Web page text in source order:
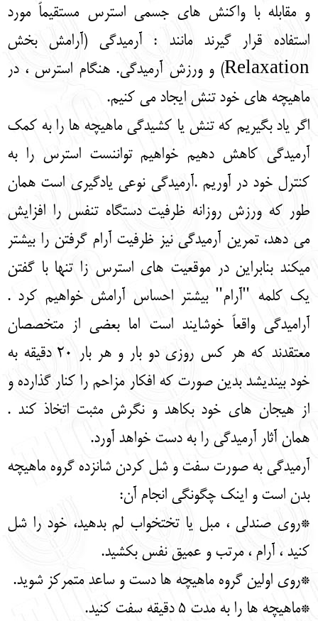
و مقابله با واکنش های جسمی استرس مستقیماً مورد
استفاده قرار گیرند مانند : آرمیدگی (آرامش بخش
Relaxation) و ورزش آرمیدگی. هنگام استرس ، در
ماهیچه های خود تنش ایجاد می کنیم.
اگر یاد بگیریم که تنش یا کشیدگی ماهیچه ها را به کمک
آرمیدگی کاهش دهیم خواهیم تواننست استرس را به
کنترل خود در آوریم .آرمیدگی نوعی یادگیری است همان
طور که ورزش روزانه ظرفیت دستگاه تنفس را افزایش
می دهد، تمرین آرمیدگی نیز ظرفیت آرام گرفتن را بیشتر
میکند بنابراین در موقعیت های استرس زا تنها با گفتن
یک کلمه "آرام" بیشتر احساس آرامش خواهیم کرد .
آرامیدگی واقعاً خوشایند است اما بعضی از متخصصان
معتقدند که هر کس روزی دو بار و هر بار 20 دقیقه به
خود بیندیشد بدین صورت که افکار مزاحم را کنار گذارده و
از هیجان های خود بکاهد و نگرش مثبت اتخاذ کند .
همان آثار آرمیدگی را به دست خواهد آورد.
آرمیدگی به صورت سفت و شل کردن شانزده گروه ماهیچه
بدن است و اینک چگونگی انجام آن:
*روی صندلی ، مبل یا تختخواب لم بدهید، خود را شل
کنید ، آرام ، مرتب و عمیق نفس بکشید.
*روی اولین گروه ماهیچه ها دست و ساعد متمرکز شوید.
*ماهیچه ها را به مدت 5 دقیقه سفت کنید.